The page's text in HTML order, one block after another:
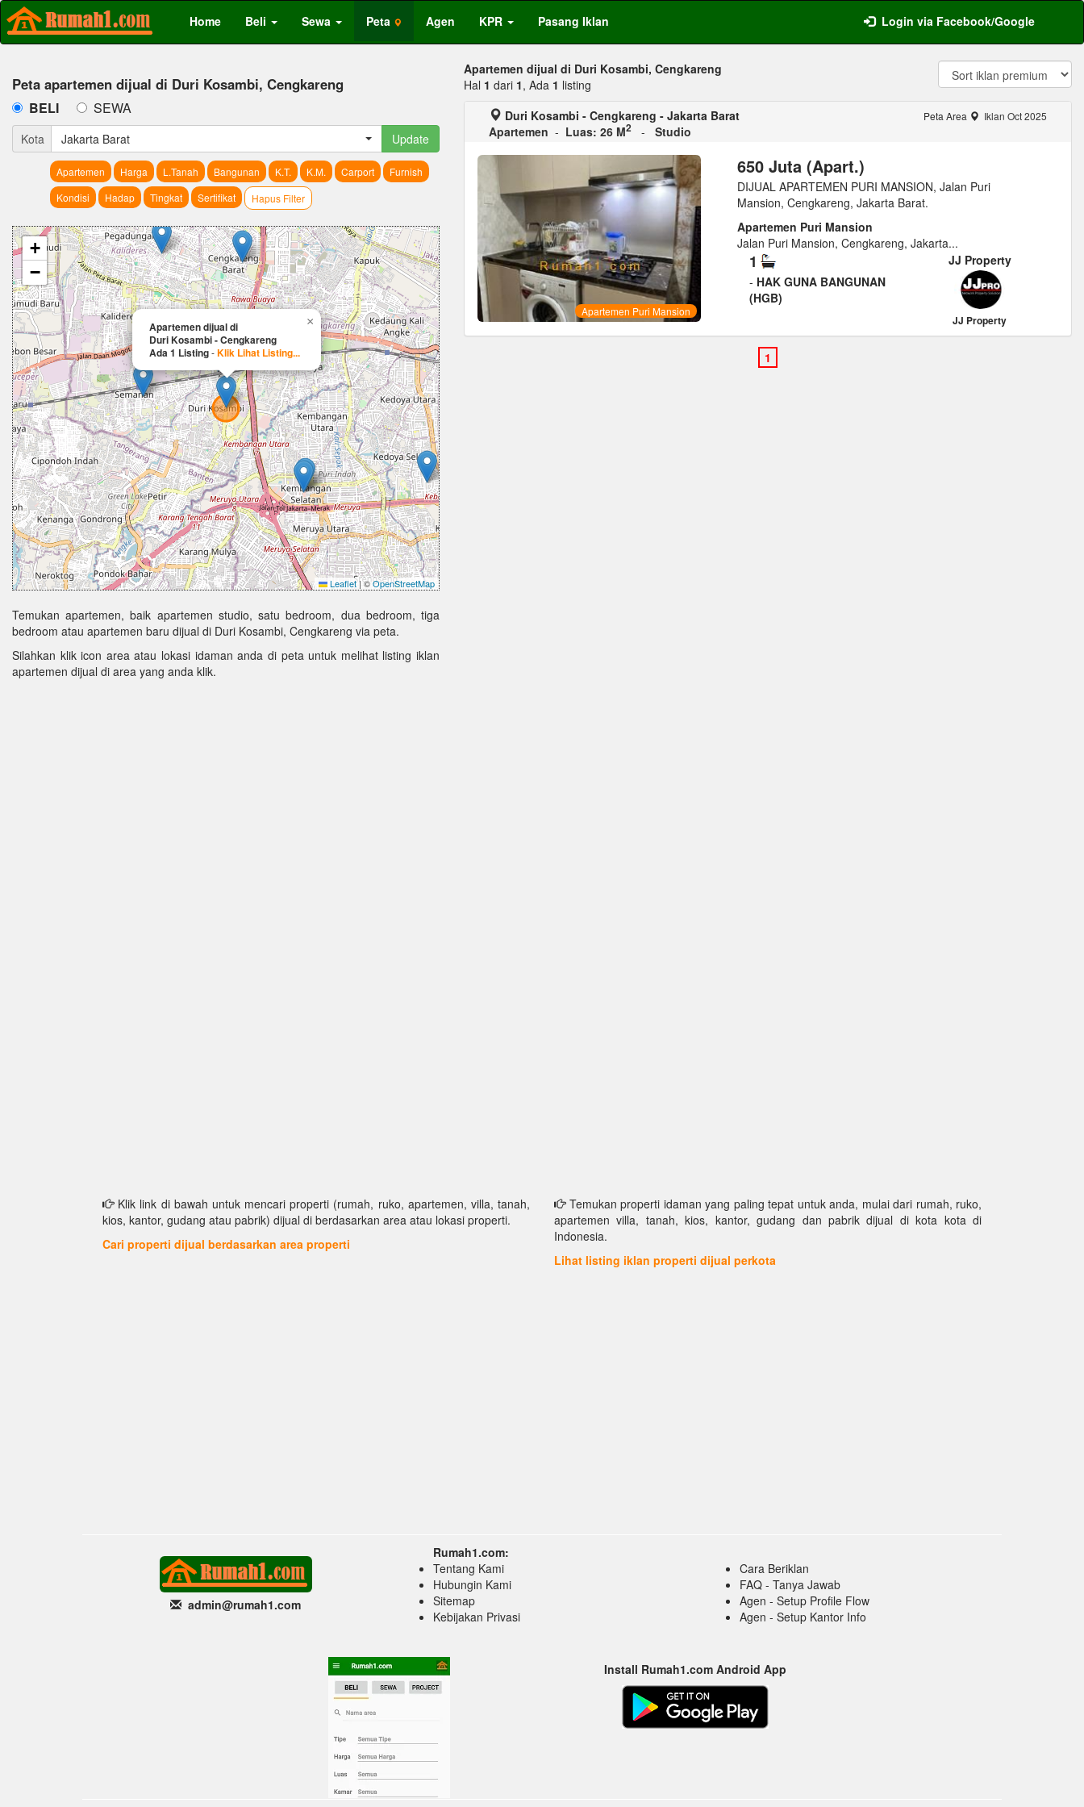
Home Beli Sewa Peta Agen KPR Pasang Iklan Login via Facebook/Google
Peta apartemen dijual di Duri Kosambi, Cengkareng
BELI SEWA
Kota Jakarta Barat Update
Apartemen Harga L.Tanah Bangunan K.T. K.M. Carport
Furnish
Kondisi
Hadap Tingkat Sertifikat Hapus Filter
Apartemen dijual di
Duri Kosambi - Cengkareng
Ada 1 Listing-Klik Lihat Listing...
×
+
−
Leaflet|©OpenStreetMap
Temukan apartemen, baik apartemen studio, satu bedroom, dua bedroom, tiga
bedroom atau apartemen baru dijual di Duri Kosambi, Cengkareng via peta.
Silahkan klik icon area atau lokasi idaman anda di peta untuk melihat listing iklan
apartemen dijual di area yang anda klik.
Apartemen dijual di Duri Kosambi, Cengkareng
Hal 1 dari 1, Ada 1 listing
Duri Kosambi - Cengkareng - Jakarta Barat
Apartemen - Luas: 26 M2 - Studio
Peta Area Iklan Oct 2025
Apartemen Puri Mansion
650 Juta (Apart.)
DIJUAL APARTEMEN PURI MANSION, Jalan Puri
Mansion, Cengkareng, Jakarta Barat.
Apartemen Puri Mansion
Jalan Puri Mansion, Cengkareng, Jakarta...
1
- HAK GUNA BANGUNAN
(HGB)
JJ Property
JJ Property
Klik link di bawah untuk mencari properti (rumah, ruko, apartemen, villa, tanah,
kios, kantor, gudang atau pabrik) dijual di berdasarkan area atau lokasi properti.
Cari properti dijual berdasarkan area properti
Temukan properti idaman yang paling tepat untuk anda, mulai dari rumah, ruko,
apartemen villa, tanah, kios, kantor, gudang dan pabrik dijual di kota kota di
Indonesia.
Lihat listing iklan properti dijual perkota
admin@rumah1.com
Rumah1.com:
Tentang Kami
Hubungin Kami
Sitemap
Kebijakan Privasi
Cara Beriklan
FAQ - Tanya Jawab
Agen - Setup Profile Flow
Agen - Setup Kantor Info
Install Rumah1.com Android App